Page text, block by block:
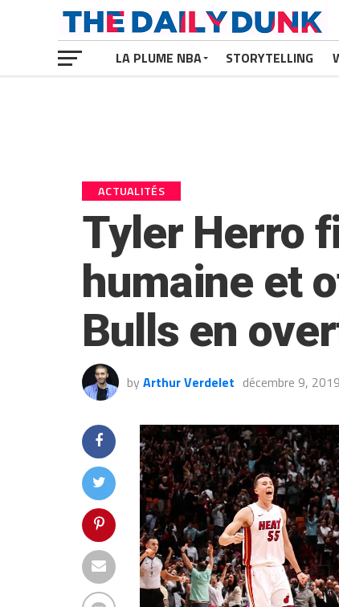
LA PLUME NBA STORYTELLING
ACTUALITÉS
Tyler Herro
humaine et
Bulls en
by Arthur Verdelet décembre 9, 2019